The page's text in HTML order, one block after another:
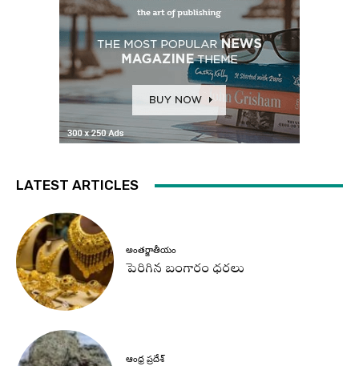
LATEST ARTICLES
అంతర్జాతీయం
పెరిగిన బంగారం ధరలు
ఆంధ్ర ప్రదేశ్